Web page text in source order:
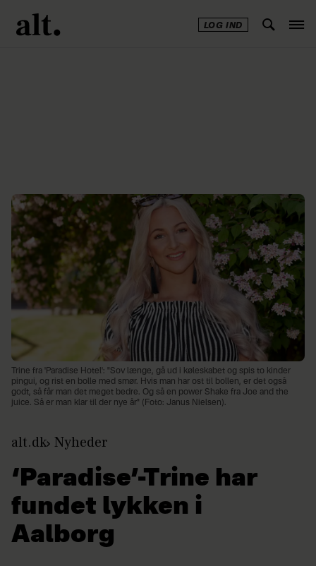
LOG IND
Trine fra 'Paradise Hotel': "Sov længe, gå ud i køleskabet og spis to kinder
pingui, og rist en bolle med smør. Hvis man har ost til bollen, er det også
godt, så får man det meget bedre. Og så en power Shake fra Joe and the
juice. Så er man klar til der nye år" (Foto: Janus Nielsen).
alt.dk Nyheder
‘Paradise’-Trine har
fundet lykken i
Aalborg